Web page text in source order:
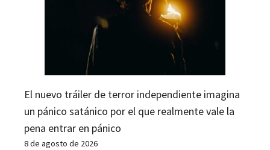
El nuevo tráiler de terror independiente imagina
un pánico satánico por el que realmente vale la
pena entrar en pánico
8 de agosto de 2026